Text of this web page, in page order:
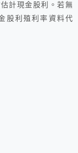
計現金股利。若無
股利殖利率資料代